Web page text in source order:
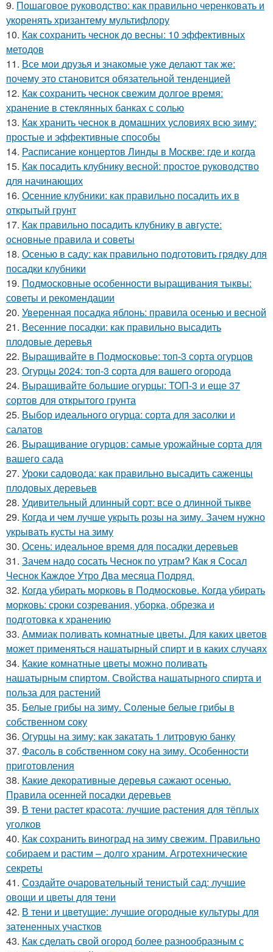
9. Пошаговое руководство: как правильно черенковать и
укоренять хризантему мультифлору
10. Как сохранить чеснок до весны: 10 эффективных
методов
11. Все мои друзья и знакомые уже делают так же:
почему это становится обязательной тенденцией
12. Как сохранить чеснок свежим долгое время:
хранение в стеклянных банках с солью
13. Как хранить чеснок в домашних условиях всю зиму:
простые и эффективные способы
14. Расписание концертов Линды в Москве: где и когда
15. Как посадить клубнику весной: простое руководство
для начинающих
16. Осенние клубники: как правильно посадить их в
открытый грунт
17. Как правильно посадить клубнику в августе:
основные правила и советы
18. Осенью в саду: как правильно подготовить грядку для
посадки клубники
19. Подмосковные особенности выращивания тыквы:
советы и рекомендации
20. Уверенная посадка яблонь: правила осенью и весной
21. Весенние посадки: как правильно высадить
плодовые деревья
22. Выращивайте в Подмосковье: топ-3 сорта огурцов
23. Огурцы 2024: топ-3 сорта для вашего огорода
24. Выращивайте большие огурцы: ТОП-3 и еще 37
сортов для открытого грунта
25. Выбор идеального огурца: сорта для засолки и
салатов
26. Выращивание огурцов: самые урожайные сорта для
вашего сада
27. Уроки садовода: как правильно высадить саженцы
плодовых деревьев
28. Удивительный длинный сорт: все о длинной тыкве
29. Когда и чем лучше укрыть розы на зиму. Зачем нужно
укрывать кусты на зиму
30. Осень: идеальное время для посадки деревьев
31. Зачем надо сосать Чеснок по утрам? Как я Сосал
Чеснок Каждое Утро Два месяца Подряд.
32. Когда убирать морковь в Подмосковье. Когда убирать
морковь: сроки созревания, уборка, обрезка и
подготовка к хранению
33. Аммиак поливать комнатные цветы. Для каких цветов
может применяться нашатырный спирт и в каких случаях
34. Какие комнатные цветы можно поливать
нашатырным спиртом. Свойства нашатырного спирта и
польза для растений
35. Белые грибы на зиму. Соленые белые грибы в
собственном соку
36. Огурцы на зиму: как закатать 1 литровую банку
37. Фасоль в собственном соку на зиму. Особенности
приготовления
38. Какие декоративные деревья сажают осенью.
Правила осенней посадки деревьев
39. В тени растет красота: лучшие растения для тёплых
уголков
40. Как сохранить виноград на зиму свежим. Правильно
собираем и растим – долго храним. Агротехнические
секреты
41. Создайте очаровательный тенистый сад: лучшие
овощи и цветы для тени
42. В тени и цветущие: лучшие огородные культуры для
затененных участков
43. Как сделать свой огород более разнообразным с